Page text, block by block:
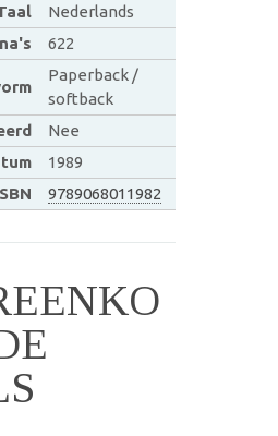
Nederlands
622
Paperback /
softback
Nee
1989
9789068011982